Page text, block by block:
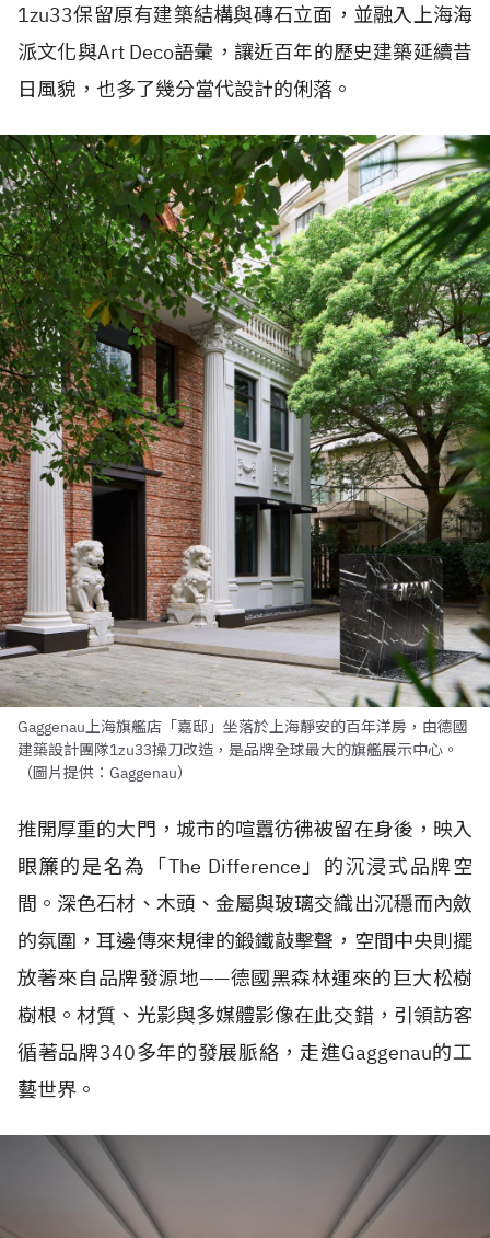
1zu33保留原有建築結構與磚石立面，並融入上海海
派文化與Art Deco語彙，讓近百年的歷史建築延續昔
日風貌，也多了幾分當代設計的俐落。
Gaggenau上海旗艦店「嘉邸」坐落於上海靜安的百年洋房，由德國
建築設計團隊1zu33操刀改造，是品牌全球最大的旗艦展示中心。
（圖片提供：Gaggenau）
推開厚重的大門，城市的喧囂彷彿被留在身後，映入
眼簾的是名為「The Difference」的沉浸式品牌空
間。深色石材、木頭、金屬與玻璃交織出沉穩而內斂
的氛圍，耳邊傳來規律的鍛鐵敲擊聲，空間中央則擺
放著來自品牌發源地——德國黑森林運來的巨大松樹
樹根。材質、光影與多媒體影像在此交錯，引領訪客
循著品牌340多年的發展脈絡，走進Gaggenau的工
藝世界。